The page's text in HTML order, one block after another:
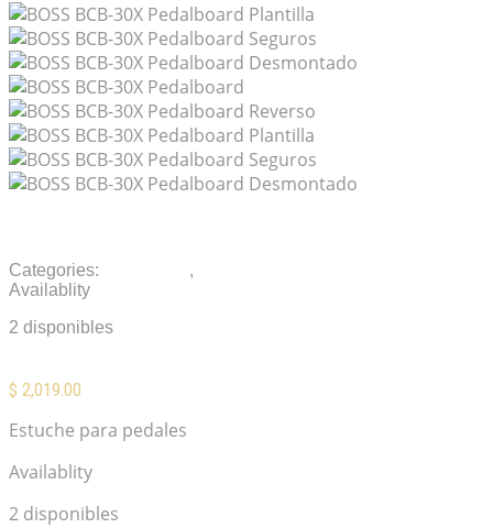
Categories: ,
Availablity
2 disponibles
$ 2,019.00
Estuche para pedales
Availablity
2 disponibles